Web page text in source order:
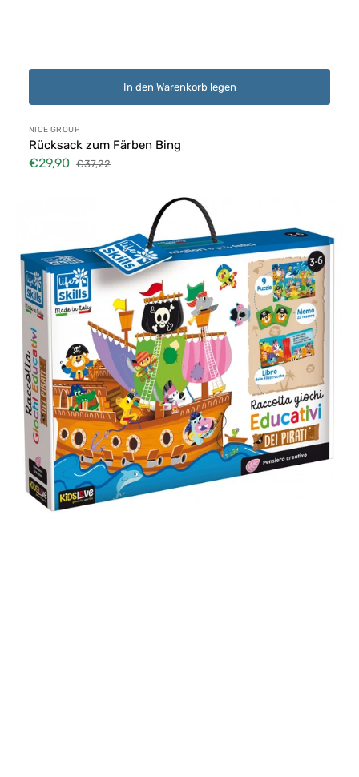
In den Warenkorb legen
Anbieter:
NICE GROUP
Rücksack zum Färben Bing
Verkaufspreis
€29,90
Normaler
€37,22
Lernspielen